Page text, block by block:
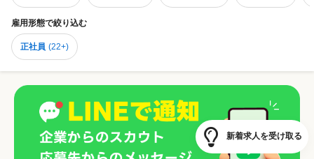
雇用形態で絞り込む
正社員 (22+)
新着求人を受け取る